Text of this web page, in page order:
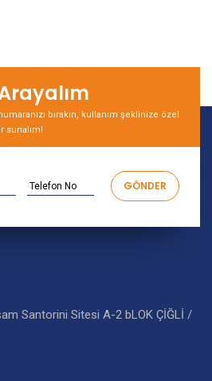
bırakın, kullanım şeklinize özel
sunalım!
Santorini Sitesi A-2 bLOK ÇİĞLİ /